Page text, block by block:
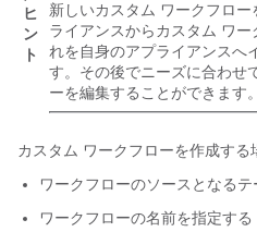
ヒ
ン
ト
新しいカスタム ワークフロ
ライアンスからカスタム ワ
れを自身のアプライアンスへ
す。その後でニーズに合わせ
ーを編集することができます。
カスタム ワークフローを作成する
ワークフローのソースとなる
ワークフローの名前を指定する